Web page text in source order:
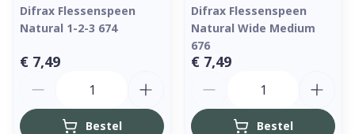
Difrax Flessenspeen
Natural 1-2-3 674
€ 7,49
Bestel
Difrax Flessenspeen
Natural Wide Medium
676
€ 7,49
Bestel